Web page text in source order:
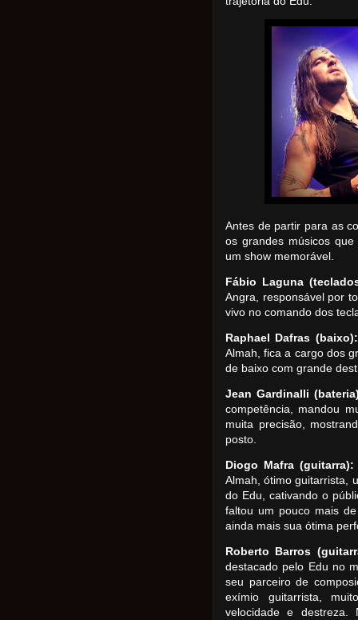
Antes de partir para as
os grandes músicos
um show memorável.
Fábio Laguna
Angra, responsável por
vivo no comando dos
Raphael Dafras (baixo):
Almah, fica a cargo dos
de baixo com grande
Jean Gardinalli
competência, mandou
muita precisão,
posto.
Diogo Mafra (guitarra):
Almah, ótimo guitarrista,
do Edu, cativando o
faltou um pouco mais
ainda mais sua ótima
Roberto Barros
destacado pelo Edu no
seu parceiro de
exímio guitarrista,
velocidade e